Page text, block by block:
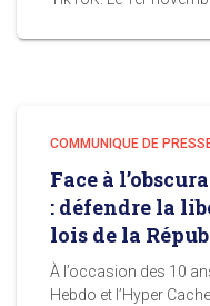
COMMUNIQUE DE
Face à
: défendre la
lois de la
À l’occasion des 10
Hebdo et l’Hyper